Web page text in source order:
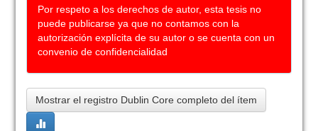
Por respeto a los derechos de autor, esta tesis no
puede publicarse ya que no contamos con la
autorización explícita de su autor o se cuenta con un
convenio de confidencialidad
Mostrar el registro Dublin Core completo del ítem